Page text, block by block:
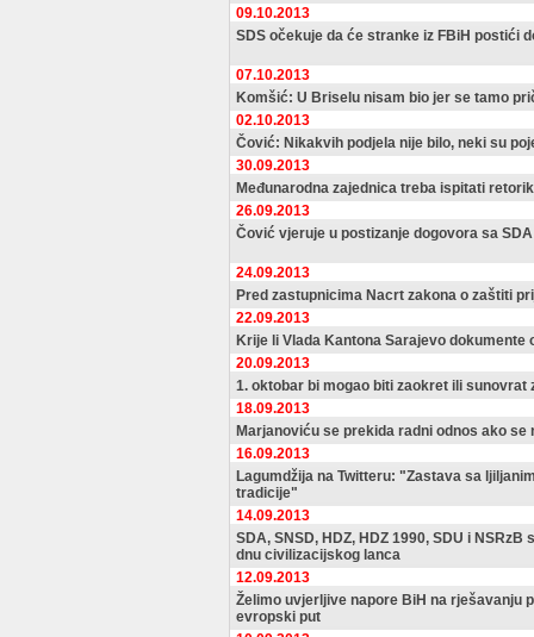
09.10.2013
SDS očekuje da će stranke iz FBiH postići
07.10.2013
Komšić: U Briselu nisam bio jer se tamo
02.10.2013
Čović: Nikakvih podjela nije bilo, neki su
30.09.2013
Međunarodna zajednica treba ispitati
26.09.2013
Čović vjeruje u postizanje dogovora sa SDA
24.09.2013
Pred zastupnicima Nacrt zakona o zaštiti
22.09.2013
Krije li Vlada Kantona Sarajevo dokumente
20.09.2013
1. oktobar bi mogao biti zaokret ili sunovrat
18.09.2013
Marjanoviću se prekida radni odnos ako se
16.09.2013
Lagumdžija na Twitteru: "Zastava sa
tradicije"
14.09.2013
SDA, SNSD, HDZ, HDZ 1990, SDU i
dnu civilizacijskog lanca
12.09.2013
Želimo uvjerljive napore BiH na rješavanju
evropski put